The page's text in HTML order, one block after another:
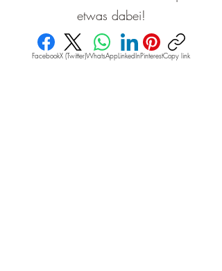
etwas dabei!
FacebookX (Twitter)WhatsAppLinkedInPinterestCopy link